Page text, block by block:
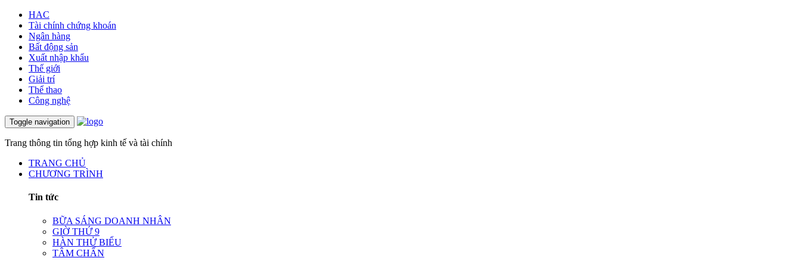
HAC
Tài chính chứng khoán
Ngân hàng
Bất động sản
Xuất nhập khẩu
Thế giới
Giải trí
Thể thao
Công nghệ
Toggle navigation
Trang thông tin tổng hợp kinh tế và tài chính
TRANG CHỦ
CHƯƠNG TRÌNH
Tin tức
BỮA SÁNG DOANH NHÂN
GIỜ THỨ 9
HÀN THỬ BIỂU
TÂM CHẤN